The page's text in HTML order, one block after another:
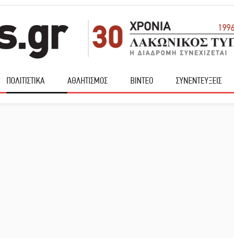
ΠΟΛΙΤΙΣΤΙΚΑ ΑΘΛΗΤΙΣΜΟΣ ΒΙΝΤΕΟ ΣΥΝΕΝΤΕΥΞΕΙΣ